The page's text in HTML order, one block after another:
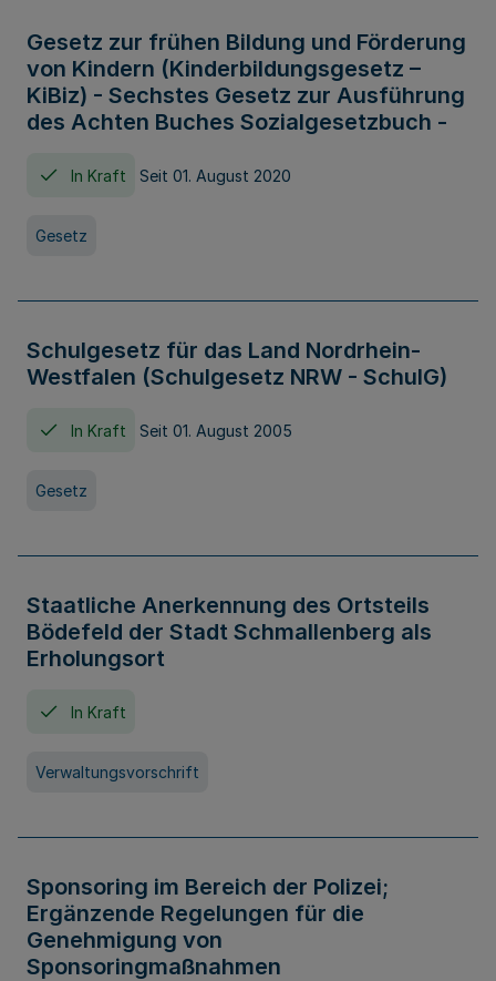
Gesetz zur frühen Bildung und Förderung
von Kindern (Kinderbildungsgesetz –
KiBiz) - Sechstes Gesetz zur Ausführung
des Achten Buches Sozialgesetzbuch -
In Kraft Seit 01. August 2020
Gesetz
Schulgesetz für das Land Nordrhein-
Westfalen (Schulgesetz NRW - SchulG)
In Kraft Seit 01. August 2005
Gesetz
Staatliche Anerkennung des Ortsteils
Bödefeld der Stadt Schmallenberg als
Erholungsort
In Kraft
Verwaltungsvorschrift
Sponsoring im Bereich der Polizei;
Ergänzende Regelungen für die
Genehmigung von
Sponsoringmaßnahmen